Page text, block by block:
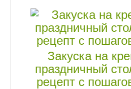
Закуска на
праздничный
рецепт с